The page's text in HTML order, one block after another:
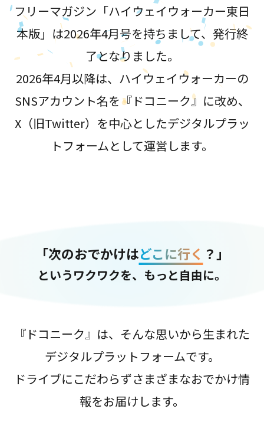
フリーマガジン「ハイウェイウォーカー東日
本版」は2026年4月号を持ちまして、発行終
了となりました。
2026年4月以降は、ハイウェイウォーカーの
SNSアカウント名を『ドコニーク』に改め、
X（旧Twitter）を中心としたデジタルプラッ
トフォームとして運営します。
「次のおでかけはどこに行く ？」
というワクワクを、もっと自由に。
『ドコニーク』は、そんな思いから生まれた
デジタルプラットフォームです。
ドライブにこだわらずさまざまなおでかけ情
報をお届けします。